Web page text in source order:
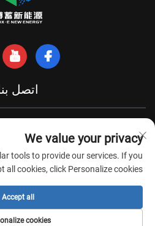
اتصل
حقوق الطبع والنشر © شركة آنهوي بوكس-
We value your privacy
tools to provide our services. If you
all cookies, click Personalize cookies.
cookies
Accept all